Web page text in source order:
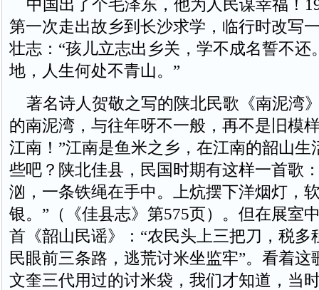
中国出了个毛泽东，他为人民谋幸福！
第一次走出故乡到长沙求学，临行时改写
壮志：“孩儿立志出乡关，学不成名誓不还
地，人生何处不青山。”
著名诗人贺敬之写的陕北民歌《南泥湾
的南泥湾，与往年呀不一般，再不是旧模
江南！”江南是鱼米之乡，在江南的韶山生
些吧？陕北佳县，民国时期有这样一首歌
汹，一条铁绳在手中。上炕摆下洋烟灯，
银。”（《佳县志》第575页）。但在展室
首《韶山民谣》：“农民头上三把刀，税多
民眼前三条路，逃荒讨米坐监牢”。看着这
文奎三代用过的讨米袋，我们才知道，当